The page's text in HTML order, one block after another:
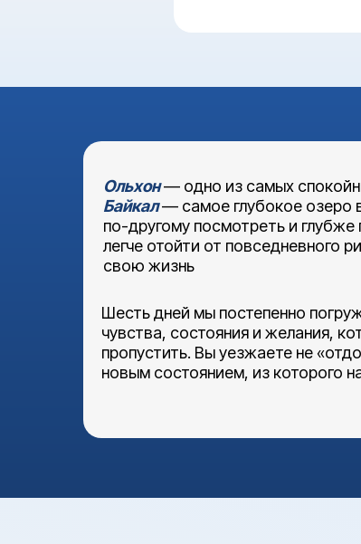
Шесть дней мы постепенно
чувства, состояния и желания,
пропустить. Вы уезжаете не
новым состоянием, из которого
Ольхон— одно из самых
Байкал— самое глубокое озеро
по-другому посмотреть и глубже
легче отойти от повседневного
свою жизнь